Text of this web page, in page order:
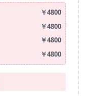
￥4800
￥4800
￥4800
￥4800